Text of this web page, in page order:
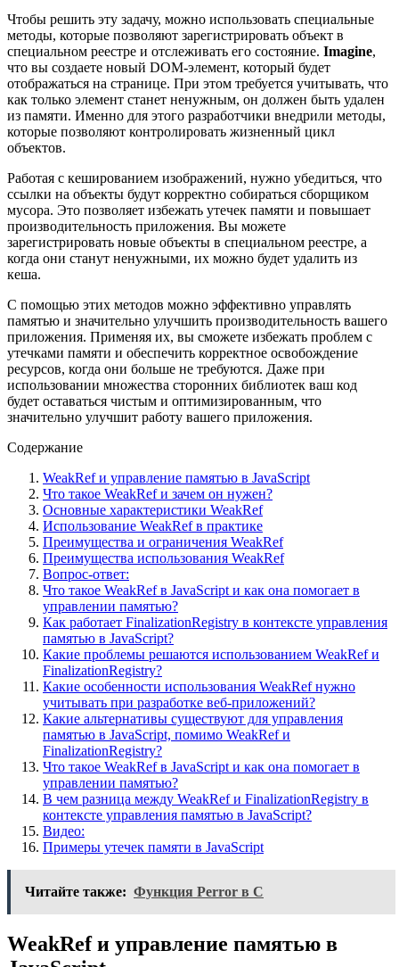
Чтобы решить эту задачу, можно использовать специальные
методы, которые позволяют зарегистрировать объект в
специальном реестре и отслеживать его состояние. Imagine,
что вы создаете новый DOM-элемент, который будет
отображаться на странице. При этом требуется учитывать, что
как только элемент станет ненужным, он должен быть удален
из памяти. Именно для этого разработчики внедрили методы,
которые позволяют контролировать жизненный цикл
объектов.
Работая с кешированием изображений, нужно убедиться, что
ссылки на объекты будут корректно собираться сборщиком
мусора. Это позволяет избежать утечек памяти и повышает
производительность приложения. Вы можете
зарегистрировать новые объекты в специальном реестре, а
когда они станут ненужными, их можно будет удалить из
кеша.
С помощью этих методов можно эффективно управлять
памятью и значительно улучшить производительность вашего
приложения. Применяя их, вы сможете избежать проблем с
утечками памяти и обеспечить корректное освобождение
ресурсов, когда они больше не требуются. Даже при
использовании множества сторонних библиотек ваш код
будет оставаться чистым и оптимизированным, что
значительно улучшит работу вашего приложения.
Содержание
WeakRef и управление памятью в JavaScript
Что такое WeakRef и зачем он нужен?
Основные характеристики WeakRef
Использование WeakRef в практике
Преимущества и ограничения WeakRef
Преимущества использования WeakRef
Вопрос-ответ:
Что такое WeakRef в JavaScript и как она помогает в
управлении памятью?
Как работает FinalizationRegistry в контексте управления
памятью в JavaScript?
Какие проблемы решаются использованием WeakRef и
FinalizationRegistry?
Какие особенности использования WeakRef нужно
учитывать при разработке веб-приложений?
Какие альтернативы существуют для управления
памятью в JavaScript, помимо WeakRef и
FinalizationRegistry?
Что такое WeakRef в JavaScript и как она помогает в
управлении памятью?
В чем разница между WeakRef и FinalizationRegistry в
контексте управления памятью в JavaScript?
Видео:
Примеры утечек памяти в JavaScript
Читайте также: Функция Perror в C
WeakRef и управление памятью в